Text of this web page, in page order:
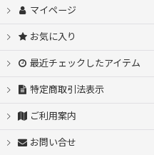
マイページ
お気に入り
最近チェックしたアイテム
特定商取引法表示
ご利用案内
お問い合せ